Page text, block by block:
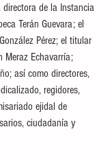
de la Instancia
Terán Guevara; el
Pérez; el titular
Meraz Echavarría;
así como directores,
regidores,
ejidal de
ciudadanía y